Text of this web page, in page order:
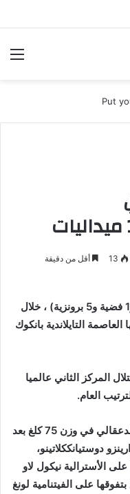
13 أقل من دقيقة
أحرز المغرب عشر ميداليات ( 4 ذهبية و1 فضية و5 برونزية) ، خلال
التايلاندية بانكوك
المركز الثاني عالميا
وعادت الميداليات الأربع لكل من خولة الدعقالي في وزن 75 كلغ بعد
دوستيانككلاتينو،
67 كلغ بتغلبها على الأسترالية نيكول لاو
وكلثوم أخلوف في وزن 48 كلغ بتفوقها على الفيتنامية لونغ